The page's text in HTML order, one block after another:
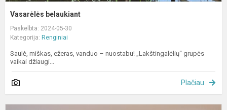
Vasarėlės belaukiant
Paskelbta: 2024-05-30
Kategorija: Renginiai
Saulė, miškas, ežeras, vanduo – nuostabu! „Lakštingalėlių“ grupės
vaikai džiaugi...
Plačiau